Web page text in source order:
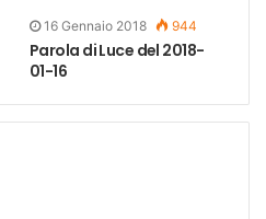
16 Gennaio 2018 944
Parola di Luce del 2018-
01-16